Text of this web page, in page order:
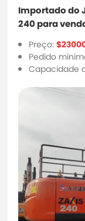
Importado do
240 para
Preço:
Pedido
Capacidade